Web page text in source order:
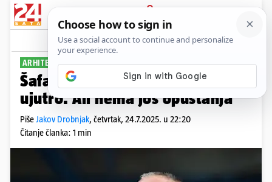
PRIJAVA
Sport Komentari
ARHITEKT EUROPSKOG TRIJUMFA
Šafarić: Zaspat ćemo oko 2, 3
ujutro. Ali nema još opuštanja
PišeJakov Drobnjak, četvrtak, 24.7.2025. u 22:20
Čitanje članka: 1 min